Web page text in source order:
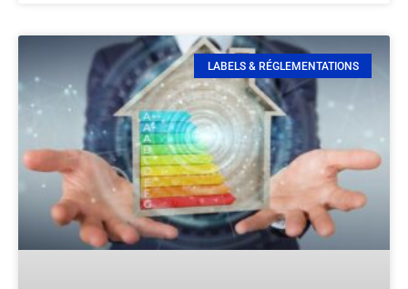
LABELS & RÉGLEMENTATIONS